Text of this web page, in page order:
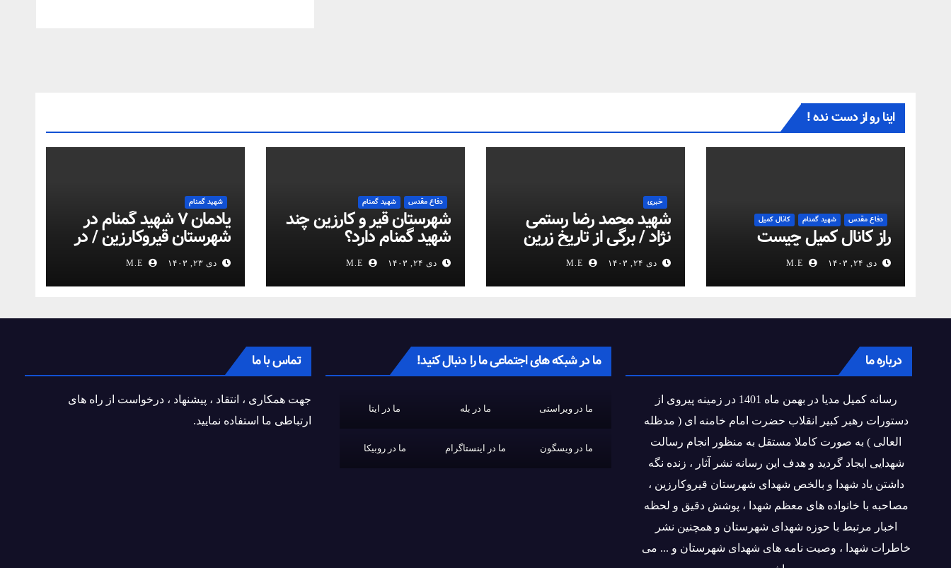
اینا رو از دست نده !
دفاع مقدس شهید گمنام کانال کمیل
راز کانال کمیل چیست
دی ۲۴, ۱۴۰۳
خبری
شهید محمد رضا رستمی
نژاد / برگی از تاریخ زرین
انقلاب
دی ۲۴, ۱۴۰۳
دفاع مقدس شهید گمنام
شهرستان قیر و کارزین چند
شهید گمنام دارد؟
دی ۲۴, ۱۴۰۳
شهید گمنام
یادمان ۷ شهید گمنام در
شهرستان قیروکارزین / در
کمیل مدیا ببینید
دی ۲۳, ۱۴۰۳
درباره ما
رسانه کمیل مدیا در بهمن ماه 1401 در زمینه پیروی از
دستورات رهبر کبیر انقلاب حضرت امام خامنه ای ( مدظله
العالی ) به صورت کاملا مستقل به منظور انجام رسالت
شهدایی ایجاد گردید و هدف این رسانه نشر آثار ، زنده نگه
داشتن یاد شهدا و بالخص شهدای شهرستان قیروکارزین ،
مصاحبه با خانواده های معظم شهدا ، پوشش دقیق و لحظه
اخبار مرتبط با حوزه شهدای شهرستان و همچنین نشر
خاطرات شهدا ، وصیت نامه های شهدای شهرستان و ... می
ما در شبکه های اجتماعی ما را دنبال کنید!
ما در ویراستی ما در بله ما در ایتا
ما در ویسگون ما در اینستاگرام ما در روبیکا
تماس با ما
جهت همکاری ، انتقاد ، پیشنهاد ، درخواست از راه های
ارتباطی ما استفاده نمایید.